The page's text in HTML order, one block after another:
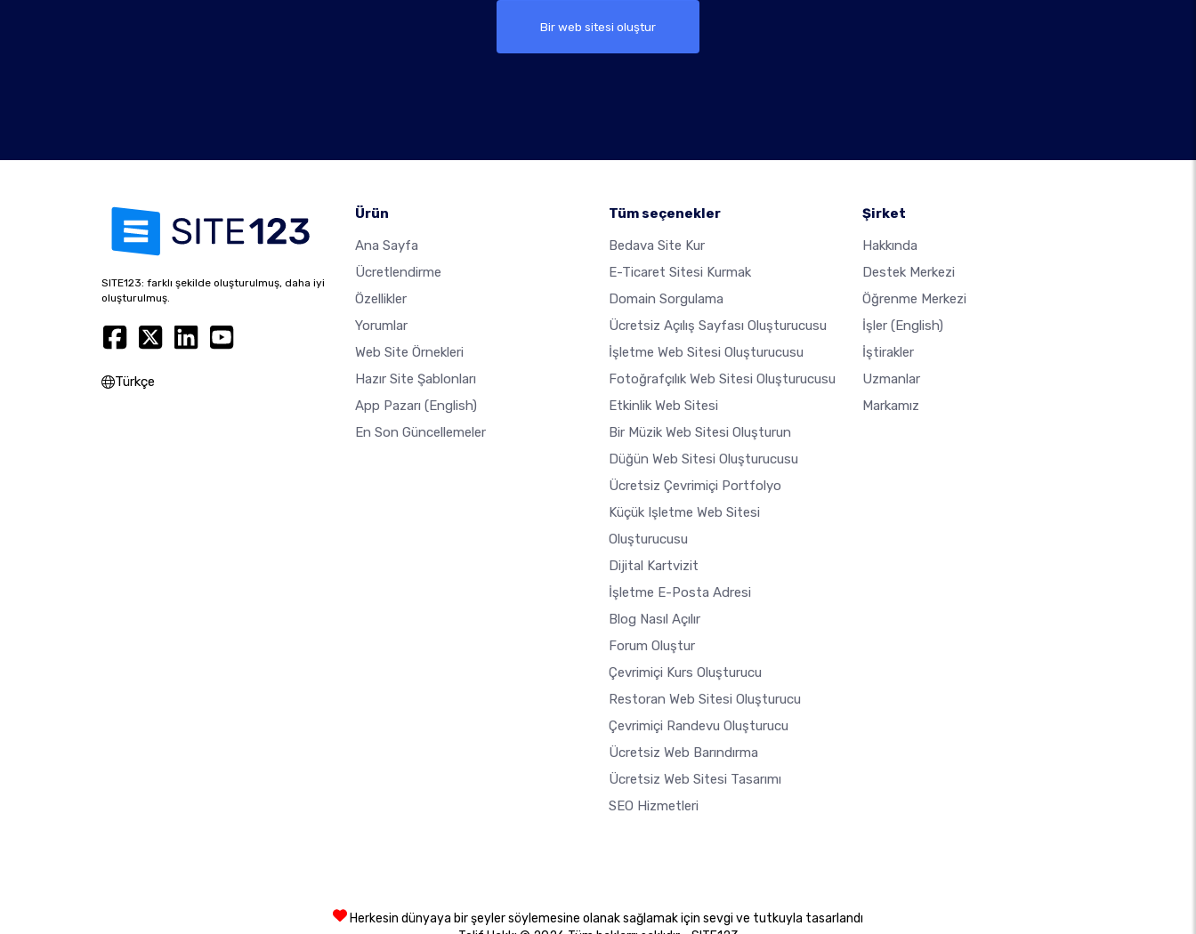
Bir web sitesi oluştur
SITE123: farklı şekilde oluşturulmuş, daha iyi
oluşturulmuş.
Türkçe
Ürün
Ana Sayfa
Ücretlendirme
Özellikler
Yorumlar
Web Site Örnekleri
Hazır Site Şablonları
App Pazarı (English)
En Son Güncellemeler
Tüm seçenekler
Bedava Site Kur
E-Ticaret Sitesi Kurmak
Domain Sorgulama
Ücretsiz Açılış Sayfası Oluşturucusu
İşletme Web Sitesi Oluşturucusu
Fotoğrafçılık Web Sitesi Oluşturucusu
Etkinlik Web Sitesi
Bir Müzik Web Sitesi Oluşturun
Düğün Web Sitesi Oluşturucusu
Ücretsiz Çevrimiçi Portfolyo
Küçük Işletme Web Sitesi
Oluşturucusu
Dijital Kartvizit
İşletme E-Posta Adresi
Blog Nasıl Açılır
Forum Oluştur
Çevrimiçi Kurs Oluşturucu
Restoran Web Sitesi Oluşturucu
Çevrimiçi Randevu Oluşturucu
Ücretsiz Web Barındırma
Ücretsiz Web Sitesi Tasarımı
SEO Hizmetleri
Şirket
Hakkında
Destek Merkezi
Öğrenme Merkezi
İşler (English)
İştirakler
Uzmanlar
Markamız
Herkesin dünyaya bir şeyler söylemesine olanak sağlamak için sevgi ve tutkuyla tasarlandı